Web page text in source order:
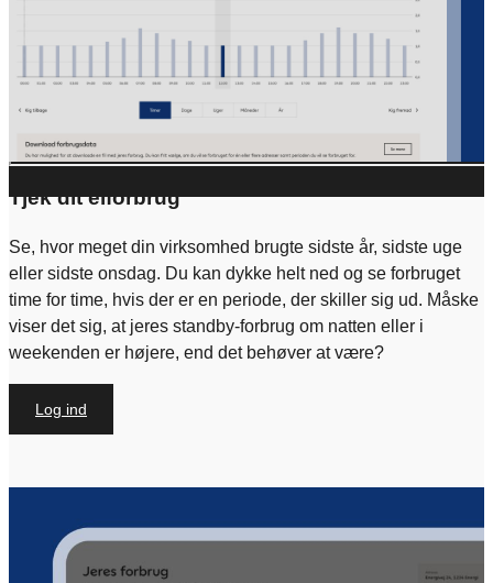
vælge “Accepter alle”
Administrér samtykke
Tjek dit elforbrug
Se, hvor meget din virksomhed brugte sidste år, sidste uge
eller sidste onsdag. Du kan dykke helt ned og se forbruget
time for time, hvis der er en periode, der skiller sig ud. Måske
viser det sig, at jeres standby-forbrug om natten eller i
weekenden er højere, end det behøver at være?
Log ind